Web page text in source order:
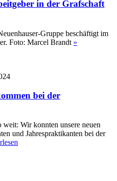
in der Grafschaft
Gruppe beschäftigt im
Foto: Marcel Brandt »
bei der
Wir konnten unsere neuen
und Jahrespraktikanten bei der